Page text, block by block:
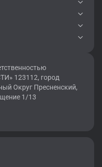
123112, город
Округ Пресненский,
1/13